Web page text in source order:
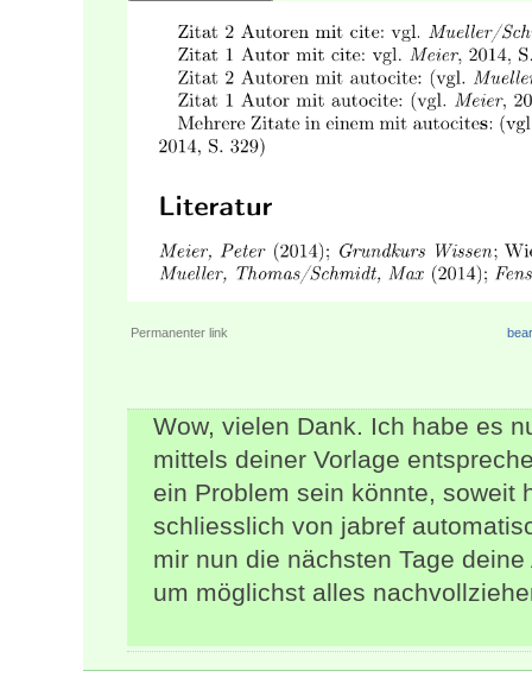
Permanenter link
Wow, vielen Dank. Ich habe es
mittels deiner Vorlage
ein Problem sein könnte, soweit
schliesslich von jabref
mir nun die nächsten Tage
um möglichst alles